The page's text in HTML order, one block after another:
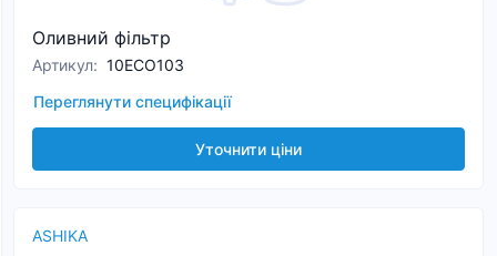
Оливний фільтр
Артикул: 10ECO103
Переглянути специфікації
Уточнити ціни
ASHIKA